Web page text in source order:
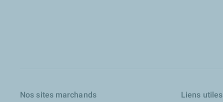
Nos sites marchands Liens utiles